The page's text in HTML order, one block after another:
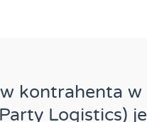
kontrahenta w
Logistics)